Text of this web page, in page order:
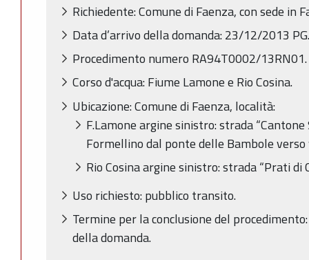
Richiedente: Comune di Faenza, con sede in
Data d’arrivo della domanda: 23/12/2013
Procedimento numero RA94T0002/13RN01.
Corso d'acqua: Fiume Lamone e Rio Cosina.
Ubicazione: Comune di Faenza, località:
F.Lamone argine sinistro: strada
Formellino dal ponte delle Bambole
Rio Cosina argine sinistro: strada “Prati di
Uso richiesto: pubblico transito.
Termine per la conclusione del
della domanda.